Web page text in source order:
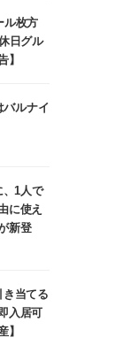
ル枚方
日グル
】
バルナイ
、1人で
に使え
新登
き当てる
入居可
】